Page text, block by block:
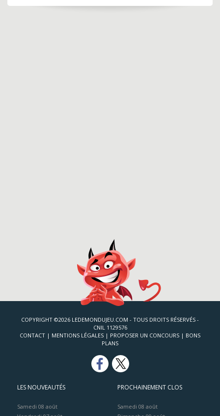
COPYRIGHT ©2026 LEDEMONDUJEU.COM - TOUS DROITS RÉSERVÉS -
CNIL 1129576
CONTACT | MENTIONS LÉGALES | PROPOSER UN CONCOURS | BONS
PLANS
LES NOUVEAUTÉS
Samedi 08 août
PROCHAINEMENT CLOS
Samedi 08 août